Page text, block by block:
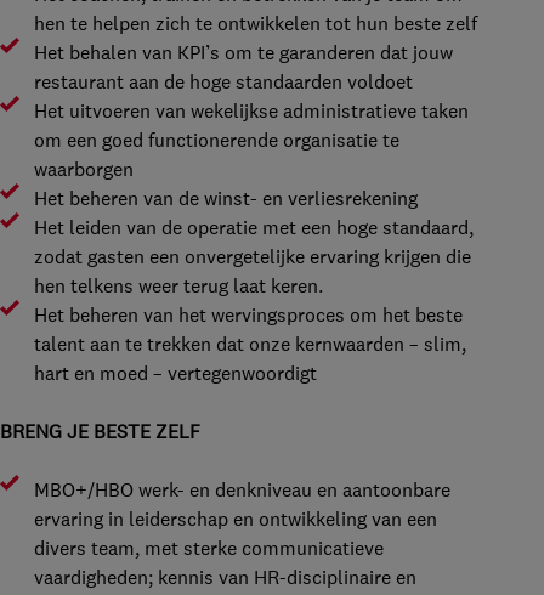
hen te helpen zich te ontwikkelen tot hun beste zelf
Het behalen van KPI’s om te garanderen dat jouw
restaurant aan de hoge standaarden voldoet
Het uitvoeren van wekelijkse administratieve taken
om een goed functionerende organisatie te
waarborgen
Het beheren van de winst- en verliesrekening
Het leiden van de operatie met een hoge standaard,
zodat gasten een onvergetelijke ervaring krijgen die
hen telkens weer terug laat keren.
Het beheren van het wervingsproces om het beste
talent aan te trekken dat onze kernwaarden – slim,
hart en moed – vertegenwoordigt
BRENG JE BESTE ZELF
MBO+/HBO werk- en denkniveau en aantoonbare
ervaring in leiderschap en ontwikkeling van een
divers team, met sterke communicatieve
vaardigheden; kennis van HR-disciplinaire en